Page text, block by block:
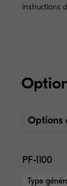
instructions
Options
PF-1100
Type